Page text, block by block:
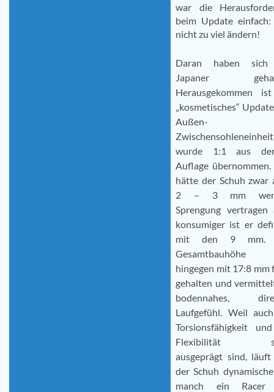
war die
beim Update
nicht zu viel ändern!
Daran haben
Japaner
Herausgekommen
„kosmetisches“
Außen-
Zwischensohleneinheit
wurde 1:1 aus
Auflage übernommen.
hätte der Schuh zwar
2 – 3 mm
Sprengung vertragen
konsumiger ist er
mit den 9 mm.
hingegen mit 17:8 mm
gehalten und
bodennahes,
Laufgefühl. Weil
Torsionsfähigkeit
Flexibilität
ausgeprägt sind, läuft
der Schuh
manch ein